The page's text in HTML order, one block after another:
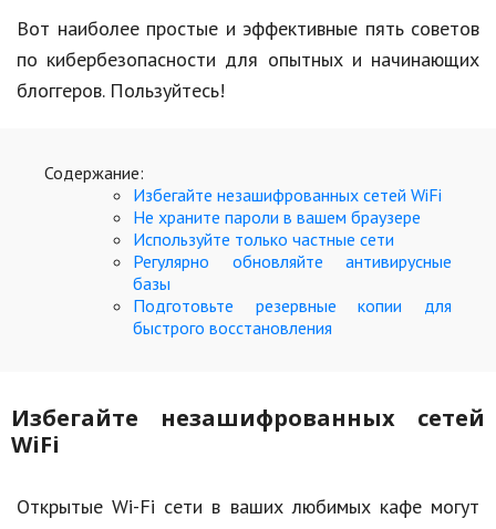
Еда и напитки
Праздники и подарки
Домашние животные
Семья и дети
Путешествия
Строительство
Мода и стиль
Бизнес
Хобби и развлечения
Вот наиболее простые и эффективные пять советов
по кибербезопасности для опытных и начинающих
блоггеров. Пользуйтесь!
Содержание:
Избегайте незашифрованных сетей WiFi
Не храните пароли в вашем браузере
Используйте только частные сети
Регулярно обновляйте антивирусные
базы
Подготовьте резервные копии для
быстрого восстановления
Избегайте незашифрованных сетей
WiFi
Открытые Wi-Fi сети в ваших любимых кафе могут